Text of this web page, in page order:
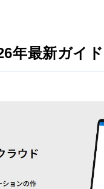
年最新ガイド